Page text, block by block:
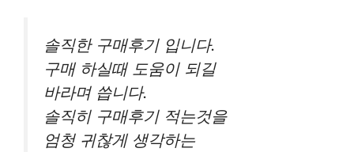
솔직한 구매후기 입니다.
구매 하실때 도움이 되길
바라며 씁니다.
솔직히 구매후기 적는것을
엄청 귀찮게 생각하는